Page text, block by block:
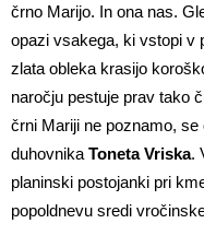
črno Marijo. In ona nas.
opazi vsakega, ki vstopi v
zlata obleka krasijo
naročju pestuje prav tako
črni Mariji ne poznamo,
duhovnika Toneta Vriska.
planinski postojanki pri
popoldnevu sredi